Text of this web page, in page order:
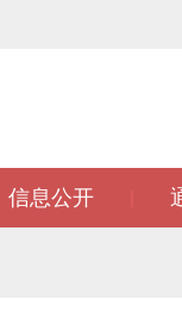
信息公开